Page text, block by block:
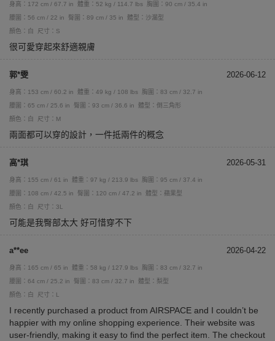
身高：172 cm / 67.7 in 體重：52 kg / 114.7 lbs
胸圍：90 cm / 35.4 in
腰圍：56 cm / 22 in
臀圍：89 cm / 35 in
體型：沙漏型
顏色：白
尺寸：S
很可愛穿起來舒適親膚
郭*雯 2026-06-12
身高：153 cm / 60.2 in 體重：49 kg / 108 lbs
胸圍：83 cm / 32.7 in
腰圍：65 cm / 25.6 in
臀圍：93 cm / 36.6 in
體型：倒三角形
顏色：白
尺寸：M
兩面都可以穿的設計，一件抵兩件的概念
高*琪 2026-05-31
身高：155 cm / 61 in 體重：97 kg / 213.9 lbs
胸圍：95 cm / 37.4 in
腰圍：108 cm / 42.5 in
臀圍：120 cm / 47.2 in
體型：蘋果型
顏色：白
尺寸：3L
可能是我臀部太大 好可惜穿不下
a**ee 2026-04-22
身高：165 cm / 65 in 體重：58 kg / 127.9 lbs
胸圍：83 cm / 32.7 in
腰圍：64 cm / 25.2 in
臀圍：83 cm / 32.7 in
體型：梨型
顏色：白
尺寸：L
I recently purchased a product from AIRSPACE and I couldn’t be
happier with my online shopping experience. Their website was
user-friendly, making it easy to find the perfect item. The checkout